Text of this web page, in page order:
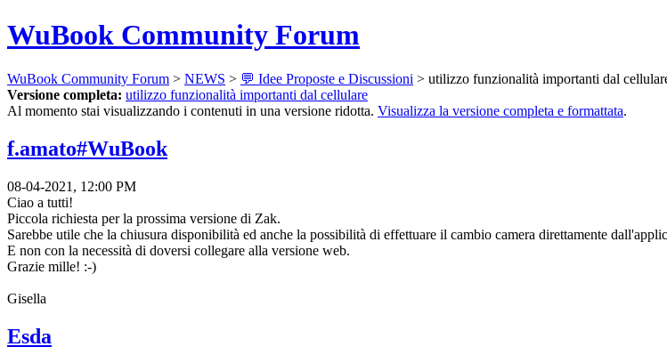
WuBook Community Forum
WuBook Community Forum > NEWS > 💬 Idee Proposte e Discussioni > utilizzo funzionalità importanti dal
Versione completa: utilizzo funzionalità importanti dal cellulare
Al momento stai visualizzando i contenuti in una versione ridotta. Visualizza la versione completa e formattata.
f.amato#WuBook
08-04-2021, 12:00 PM
Ciao a tutti!
Piccola richiesta per la prossima versione di Zak.
Sarebbe utile che la chiusura disponibilità ed anche la possibilità di effettuare il cambio camera direttamente
E non con la necessità di doversi collegare alla versione web.
Grazie mille! :-)
Gisella
Esda